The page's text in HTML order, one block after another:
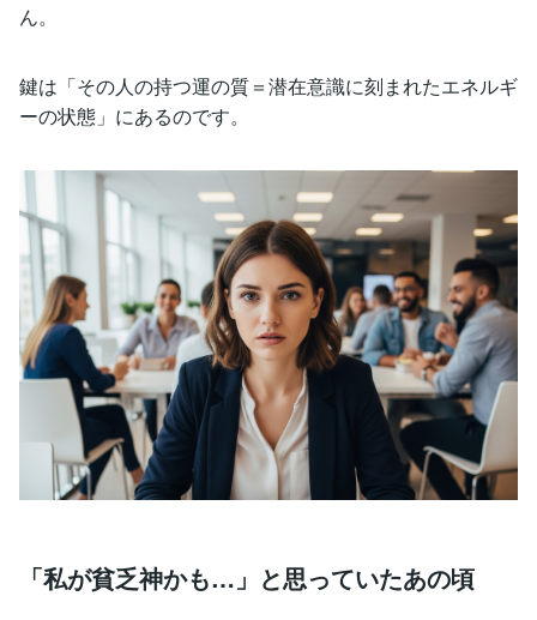
ん。
鍵は「その人の持つ運の質＝潜在意識に刻まれたエネルギ
ーの状態」にあるのです。
「私が貧乏神かも…」と思っていたあの頃